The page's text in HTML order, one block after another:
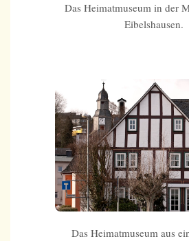
Das Heimatmuseum in der
Eibelshausen.
Das Heimatmuseum aus